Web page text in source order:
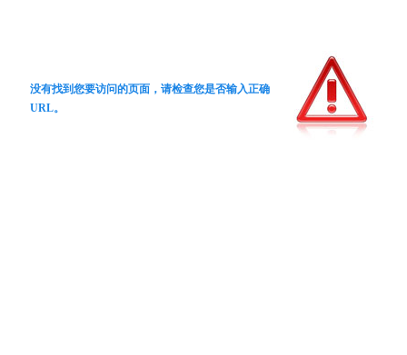
没有找到您要访问的页面，请检查您是否输入正确
URL。